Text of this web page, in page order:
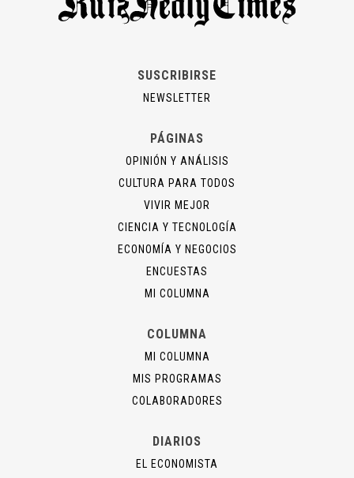
SUSCRIBIRSE
NEWSLETTER
PÁGINAS
OPINIÓN Y ANÁLISIS
CULTURA PARA TODOS
VIVIR MEJOR
CIENCIA Y TECNOLOGÍA
ECONOMÍA Y NEGOCIOS
ENCUESTAS
MI COLUMNA
COLUMNA
MI COLUMNA
MIS PROGRAMAS
COLABORADORES
DIARIOS
EL ECONOMISTA